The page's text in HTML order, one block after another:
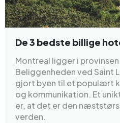
De 3 bedste billige
Montreal ligger i
Beliggenheden ved Saint
gjort byen til et populært
og kommunikation. Et
er, at det er den
verden.